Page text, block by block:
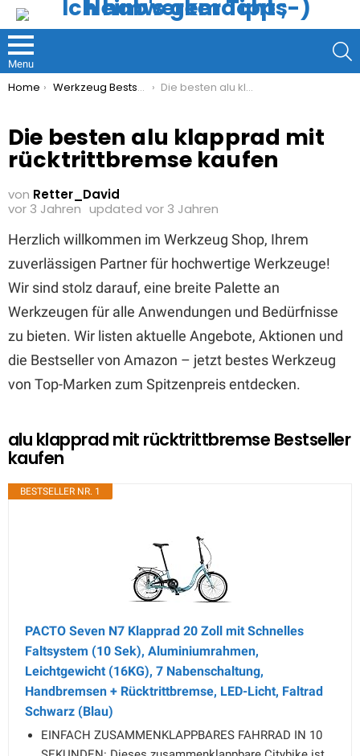
Menu
You are here:
Home Werkzeug Bestseller Die besten alu klapprad mit rücktrittbremse kaufen
Die besten alu klapprad mit
rücktrittbremse kaufen
von Retter_David
vor 3 Jahren updated vor 3 Jahren
Herzlich willkommen im Werkzeug Shop, Ihrem
zuverlässigen Partner für hochwertige Werkzeuge!
Wir sind stolz darauf, eine breite Palette an
Werkzeugen für alle Anwendungen und Bedürfnisse
zu bieten. Wir listen aktuelle Angebote, Aktionen und
die Bestseller von Amazon – jetzt bestes Werkzeug
von Top-Marken zum Spitzenpreis entdecken.
alu klapprad mit rücktrittbremse Bestseller
kaufen
BESTSELLER NR. 1
PACTO Seven N7 Klapprad 20 Zoll mit Schnelles
Faltsystem (10 Sek), Aluminiumrahmen,
Leichtgewicht (16KG), 7 Nabenschaltung,
Handbremsen + Rücktrittbremse, LED-Licht, Faltrad
Schwarz (Blau)
EINFACH ZUSAMMENKLAPPBARES FAHRRAD IN 10